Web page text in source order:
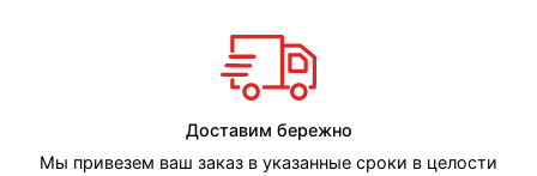
Доставим бережно
Мы привезем ваш заказ в указанные сроки в целости